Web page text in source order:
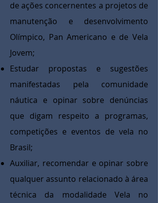
de ações concernentes a projetos de
manutenção e desenvolvimento
Olímpico, Pan Americano e de Vela
Jovem;
Estudar propostas e sugestões
manifestadas pela comunidade
náutica e opinar sobre denúncias
que digam respeito a programas,
competições e eventos de vela no
Brasil;
Auxiliar, recomendar e opinar sobre
qualquer assunto relacionado à área
técnica da modalidade Vela no